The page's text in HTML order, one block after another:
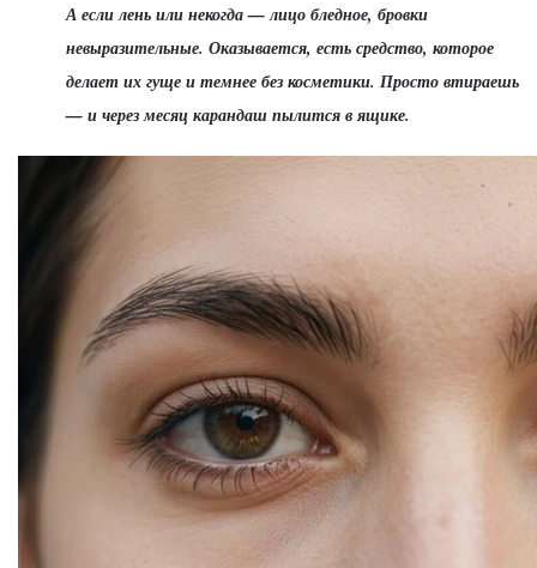
А если лень или некогда — лицо бледное, бровки
невыразительные. Оказывается, есть средство, которое
делает их гуще и темнее без косметики. Просто втираешь
— и через месяц карандаш пылится в ящике.